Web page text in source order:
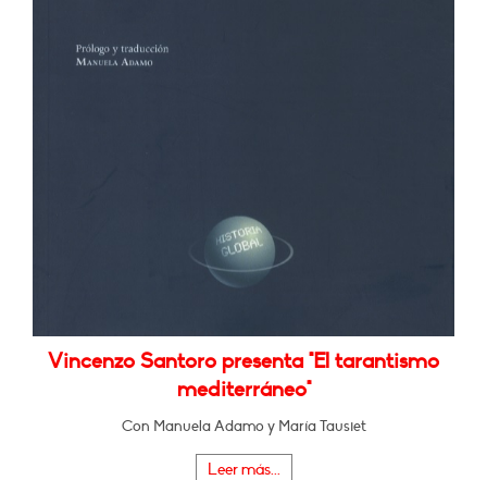
Vincenzo Santoro presenta "El tarantismo
mediterráneo"
Con Manuela Adamo y María Tausiet
Leer más...